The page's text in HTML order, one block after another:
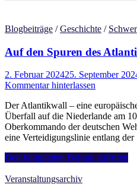
Blogbeiträge /Geschichte /
Auf den Spuren des
2. Februar 202425. September
Kommentar hinterlassen
Der Atlantikwall – eine
Überfall auf die Niederlande am
Oberkommando der deutschen
eine Verteidigungslinie entlang
Auf
Spuren
Den kompletten Beitrag aufrufen
Veranstaltungsarchiv